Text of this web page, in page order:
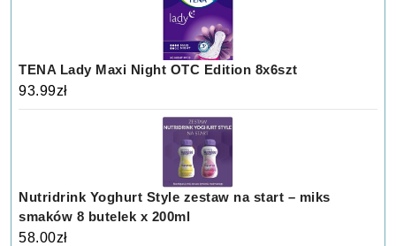
TENA Lady Maxi Night OTC Edition 8x6szt
93.99zł
Nutridrink Yoghurt Style zestaw na start – miks
smaków 8 butelek x 200ml
58.00zł